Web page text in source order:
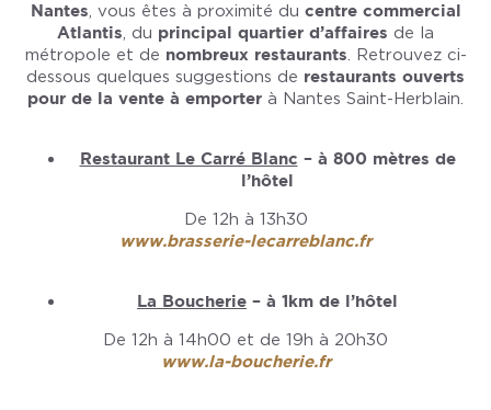
Nantes, vous êtes à proximité du centre commercial
Atlantis, du principal quartier d’affaires de la
métropole et de nombreux restaurants. Retrouvez ci-
dessous quelques suggestions de restaurants ouverts
pour de la vente à emporter à Nantes Saint-Herblain.
Restaurant Le Carré Blanc – à 800 mètres de
l’hôtel
De 12h à 13h30
www.brasserie-lecarreblanc.fr
La Boucherie – à 1km de l’hôtel
De 12h à 14h00 et de 19h à 20h30
www.la-boucherie.fr